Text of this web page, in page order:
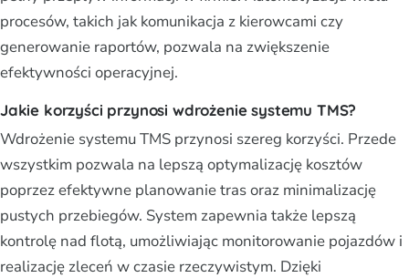
procesów, takich jak komunikacja z kierowcami czy
generowanie raportów, pozwala na zwiększenie
efektywności operacyjnej.
Jakie korzyści przynosi wdrożenie systemu TMS?
Wdrożenie systemu TMS przynosi szereg korzyści. Przede
wszystkim pozwala na lepszą optymalizację kosztów
poprzez efektywne planowanie tras oraz minimalizację
pustych przebiegów. System zapewnia także lepszą
kontrolę nad flotą, umożliwiając monitorowanie pojazdów i
realizację zleceń w czasie rzeczywistym. Dzięki